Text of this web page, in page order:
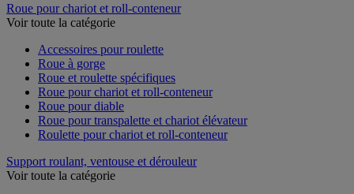
Roue pour chariot et roll-conteneur
Voir toute la catégorie
Accessoires pour roulette
Roue à gorge
Roue et roulette spécifiques
Roue pour chariot et roll-conteneur
Roue pour diable
Roue pour transpalette et chariot élévateur
Roulette pour chariot et roll-conteneur
Support roulant, ventouse et dérouleur
Voir toute la catégorie